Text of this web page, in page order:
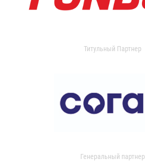
Титульный Партнер
Генеральный партнер